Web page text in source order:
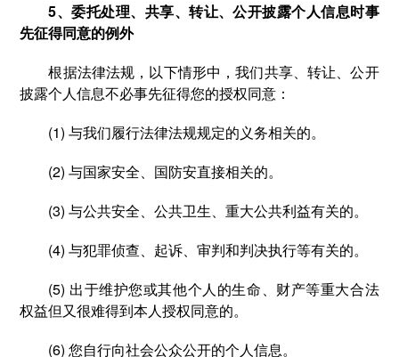
5、委托处理、共享、转让、公开披露个人信息时事
先征得同意的例外
根据法律法规，以下情形中，我们共享、转让、公开
披露个人信息不必事先征得您的授权同意：
(1) 与我们履行法律法规规定的义务相关的。
(2) 与国家安全、国防安直接相关的。
(3) 与公共安全、公共卫生、重大公共利益有关的。
(4) 与犯罪侦查、起诉、审判和判决执行等有关的。
(5) 出于维护您或其他个人的生命、财产等重大合法
权益但又很难得到本人授权同意的。
(6) 您自行向社会公众公开的个人信息。